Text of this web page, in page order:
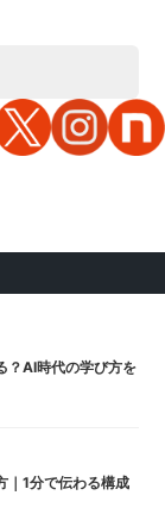
？AI時代の学び方を
｜1分で伝わる構成